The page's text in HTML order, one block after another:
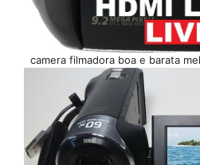
camera filmadora boa e barata